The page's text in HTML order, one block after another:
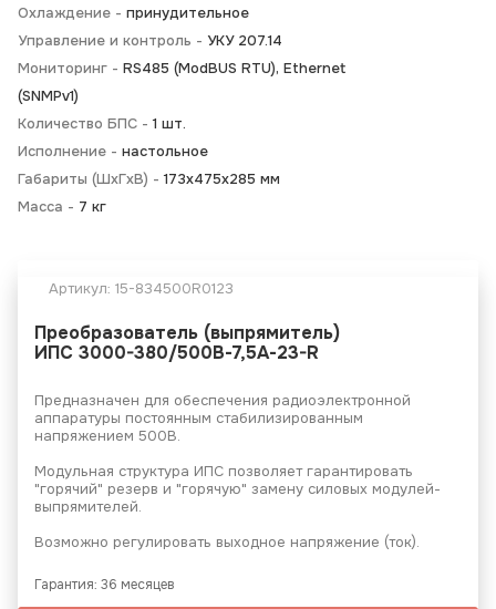
Охлаждение - принудительное
Управление и контроль - УКУ 207.14
Мониторинг - RS485 (ModBUS RTU), Ethernet
(SNMPv1)
Количество БПС - 1 шт.
Исполнение - настольное
Габариты (ШхГхВ) - 173x475х285 мм
Масса - 7 кг
Артикул: 15-834500R0123
Преобразователь (выпрямитель)
ИПС 3000-380/500В-7,5А-23-R
Предназначен для обеспечения радиоэлектронной
аппаратуры постоянным стабилизированным
напряжением 500В.
Модульная структура ИПС позволяет гарантировать
"горячий" резерв и "горячую" замену силовых модулей-
выпрямителей.
Возможно регулировать выходное напряжение (ток).
Гарантия: 36 месяцев